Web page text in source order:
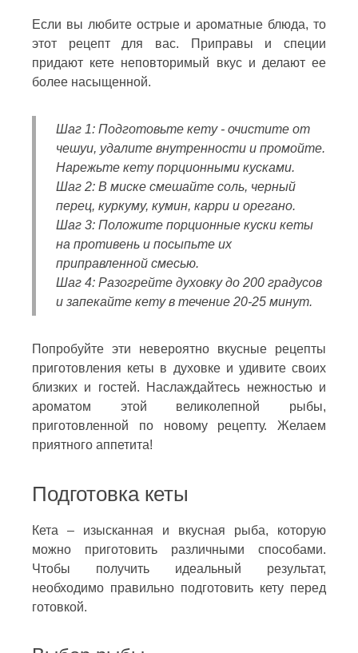
Если вы любите острые и ароматные блюда, то
этот рецепт для вас. Приправы и специи
придают кете неповторимый вкус и делают ее
более насыщенной.
Шаг 1: Подготовьте кету - очистите от
чешуи, удалите внутренности и промойте.
Нарежьте кету порционными кусками.
Шаг 2: В миске смешайте соль, черный
перец, куркуму, кумин, карри и орегано.
Шаг 3: Положите порционные куски кеты
на противень и посыпьте их
приправленной смесью.
Шаг 4: Разогрейте духовку до 200 градусов
и запекайте кету в течение 20-25 минут.
Попробуйте эти невероятно вкусные рецепты
приготовления кеты в духовке и удивите своих
близких и гостей. Наслаждайтесь нежностью и
ароматом этой великолепной рыбы,
приготовленной по новому рецепту. Желаем
приятного аппетита!
Подготовка кеты
Кета – изысканная и вкусная рыба, которую
можно приготовить различными способами.
Чтобы получить идеальный результат,
необходимо правильно подготовить кету перед
готовкой.